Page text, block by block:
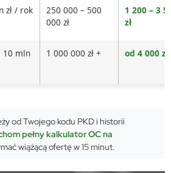
zł / rok
250 000 – 500
000 zł
1 200 – 3
zł
10 mln
1 000 000 zł + od 4 000 zł
od Twojego kodu PKD i historii
pełny kalkulator OC na
wiążącą ofertę w 15 minut.